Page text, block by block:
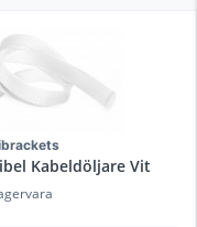
Kabeldöljare Vit